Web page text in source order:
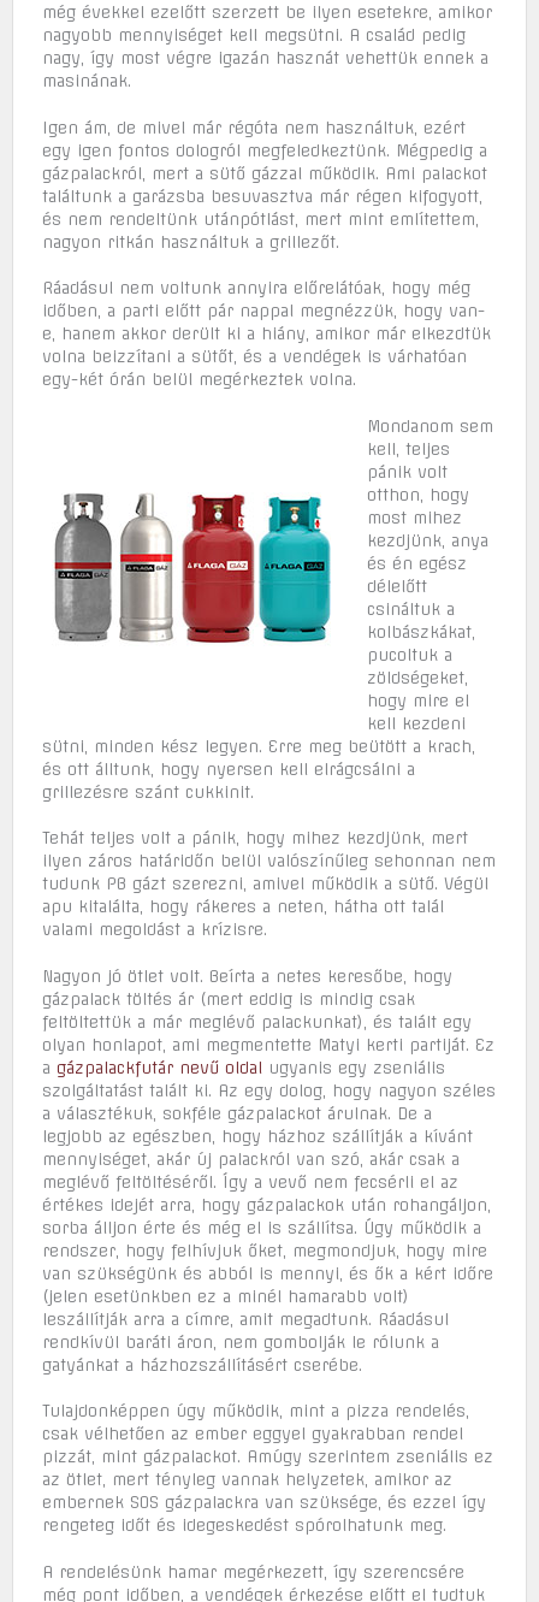
még évekkel ezelőtt szerzett be ilyen esetekre, amikor
nagyobb mennyiséget kell megsütni. A család pedig
nagy, így most végre igazán hasznát vehettük ennek a
masinának.
Igen ám, de mivel már régóta nem használtuk, ezért
egy igen fontos dologról megfeledkeztünk. Mégpedig a
gázpalackról, mert a sütő gázzal működik. Ami palackot
találtunk a garázsba besuvasztva már régen kifogyott,
és nem rendeltünk utánpótlást, mert mint említettem,
nagyon ritkán használtuk a grillezőt.
Ráadásul nem voltunk annyira előrelátóak, hogy még
időben, a parti előtt pár nappal megnézzük, hogy van-
e, hanem akkor derült ki a hiány, amikor már elkezdtük
volna beizzítani a sütőt, és a vendégek is várhatóan
egy-két órán belül megérkeztek volna.
Mondanom sem
kell, teljes
pánik volt
otthon, hogy
most mihez
kezdjünk, anya
és én egész
délelőtt
csináltuk a
kolbászkákat,
pucoltuk a
zöldségeket,
hogy mire el
kell kezdeni
sütni, minden kész legyen. Erre meg beütött a krach,
és ott álltunk, hogy nyersen kell elrágcsálni a
grillezésre szánt cukkinit.
Tehát teljes volt a pánik, hogy mihez kezdjünk, mert
ilyen záros határidőn belül valószínűleg sehonnan nem
tudunk PB gázt szerezni, amivel működik a sütő. Végül
apu kitalálta, hogy rákeres a neten, hátha ott talál
valami megoldást a krízisre.
Nagyon jó ötlet volt. Beírta a netes keresőbe, hogy
gázpalack töltés ár (mert eddig is mindig csak
feltöltettük a már meglévő palackunkat), és talált egy
olyan honlapot, ami megmentette Matyi kerti partiját. Ez
a gázpalackfutár nevű oldal ugyanis egy zseniális
szolgáltatást talált ki. Az egy dolog, hogy nagyon széles
a választékuk, sokféle gázpalackot árulnak. De a
legjobb az egészben, hogy házhoz szállítják a kívánt
mennyiséget, akár új palackról van szó, akár csak a
meglévő feltöltéséről. Így a vevő nem fecsérli el az
értékes idejét arra, hogy gázpalackok után rohangáljon,
sorba álljon érte és még el is szállítsa. Úgy működik a
rendszer, hogy felhívjuk őket, megmondjuk, hogy mire
van szükségünk és abból is mennyi, és ők a kért időre
(jelen esetünkben ez a minél hamarabb volt)
leszállítják arra a címre, amit megadtunk. Ráadásul
rendkívül baráti áron, nem gombolják le rólunk a
gatyánkat a házhozszállításért cserébe.
Tulajdonképpen úgy működik, mint a pizza rendelés,
csak vélhetően az ember eggyel gyakrabban rendel
pizzát, mint gázpalackot. Amúgy szerintem zseniális ez
az ötlet, mert tényleg vannak helyzetek, amikor az
embernek SOS gázpalackra van szüksége, és ezzel így
rengeteg időt és idegeskedést spórolhatunk meg.
A rendelésünk hamar megérkezett, így szerencsére
még pont időben, a vendégek érkezése előtt el tudtuk